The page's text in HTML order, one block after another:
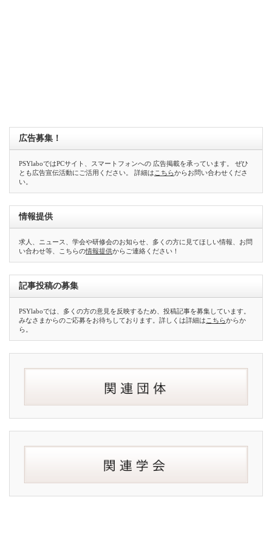
広告募集！
PSYlaboではPCサイト、スマートフォンへの 広告掲載を承っています。 ぜひ
とも広告宣伝活動にご活用ください。 詳細は こちらからお問い合わせくださ
い。
情報提供
求人、ニュース、学会や研修会のお知らせ、多くの方に見てほしい情報、お問
い合わせ等、こちらの情報提供からご連絡ください！
記事投稿の募集
PSYlaboでは、多くの方の意見を反映するため、投稿記事を募集しています。
みなさまからのご応募をお待ちしております。詳しくは詳細は こちらからか
ら。